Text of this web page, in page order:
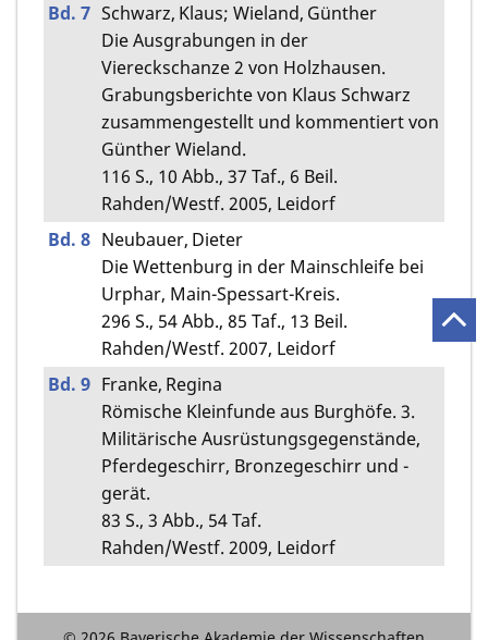
Bd. 7 Schwarz, Klaus; Wieland, Günther
Die Ausgrabungen in der
Viereckschanze 2 von Holzhausen.
Grabungsberichte von Klaus Schwarz
zusammengestellt und kommentiert von
Günther Wieland.
116 S., 10 Abb., 37 Taf., 6 Beil.
Rahden/Westf. 2005, Leidorf
Bd. 8 Neubauer, Dieter
Die Wettenburg in der Mainschleife bei
Urphar, Main-Spessart-Kreis.
296 S., 54 Abb., 85 Taf., 13 Beil.
Rahden/Westf. 2007, Leidorf
Bd. 9 Franke, Regina
Römische Kleinfunde aus Burghöfe. 3.
Militärische Ausrüstungsgegenstände,
Pferdegeschirr, Bronzegeschirr und -
gerät.
83 S., 3 Abb., 54 Taf.
Rahden/Westf. 2009, Leidorf